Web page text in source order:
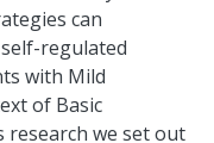
can
regulated
with Mild
of Basic
research we set out